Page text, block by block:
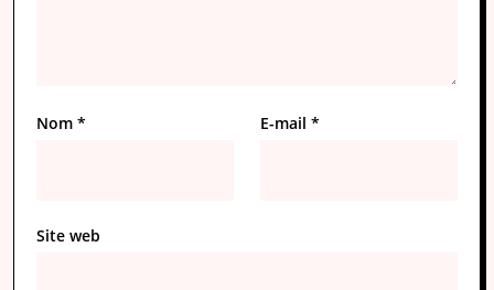
Nom * E-mail *
Site web